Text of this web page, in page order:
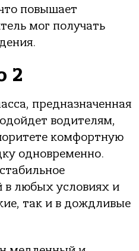
повышает
мог получать
2
предназначенная
водителям,
комфортную
одновременно.
в любых условиях и
так и в дождливые